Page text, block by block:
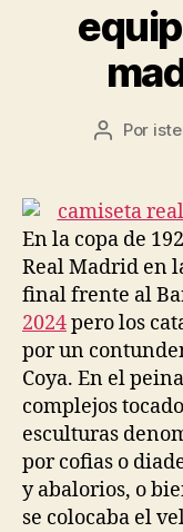
Autor
entrada
Por
En la copa de
Real Madrid en
final frente al
2024pero los
por un
Coya. En el
complejos
esculturas
por cofias o
y abalorios, o
se colocaba el